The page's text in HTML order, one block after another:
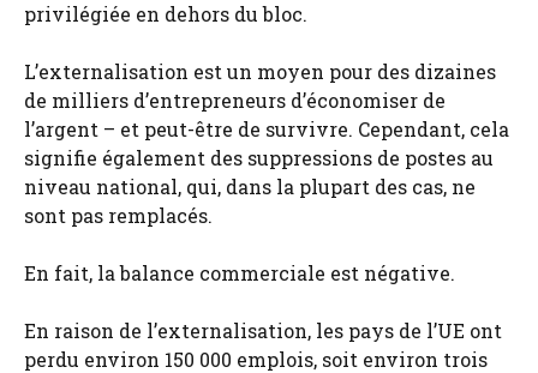
privilégiée en dehors du bloc.
L’externalisation est un moyen pour des dizaines
de milliers d’entrepreneurs d’économiser de
l’argent – ​​et peut-être de survivre. Cependant, cela
signifie également des suppressions de postes au
niveau national, qui, dans la plupart des cas, ne
sont pas remplacés.
En fait, la balance commerciale est négative.
En raison de l’externalisation, les pays de l’UE ont
perdu environ 150 000 emplois, soit environ trois